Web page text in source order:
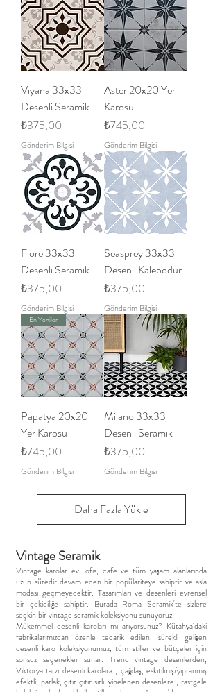
Viyana 33x33
Desenli Seramik
Fiyat
₺375,00
Gönderim Bilgisi
Aster 20x20 Yer
Karosu
Fiyat
₺745,00
Gönderim Bilgisi
Fiore 33x33
Desenli Seramik
Fiyat
₺375,00
Gönderim Bilgisi
Seasprey 33x33
Desenli Kalebodur
Fiyat
₺375,00
Gönderim Bilgisi
En Yeniler
Papatya 20x20
Yer Karosu
Fiyat
₺745,00
Gönderim Bilgisi
Milano 33x33
Desenli Seramik
Fiyat
₺375,00
Gönderim Bilgisi
Daha Fazla Yükle
Vintage Seramik
Vintage karolar ev, ofis, cafe ve tüm yaşam alanlarında
uzun süredir devam eden bir popülariteye sahiptir ve asla
modası geçmeyecektir. Tasarımları ve desenleri evrensel
bir çekiciliğe sahiptir. Burada Roma Seramik'te sizlere
seçkin bir vintage seramik koleksiyonu sunuyoruz.
Mükemmel desenli karoları mı arıyorsunuz? Kütahya'daki
fabrikalarımızdan özenle tedarik edilen, sürekli gelişen
desenli karo koleksiyonumuz, tüm stiller ve bütçeler için
sonsuz seçenekler sunar. Trend vintage desenlerden,
Viktorya tarzı desenli karolara , çağdaş, eskitilmiş/yıpranmış
efektli, parlak, çıtır çıtır sırlı, yinelenen desenlere , rastgele